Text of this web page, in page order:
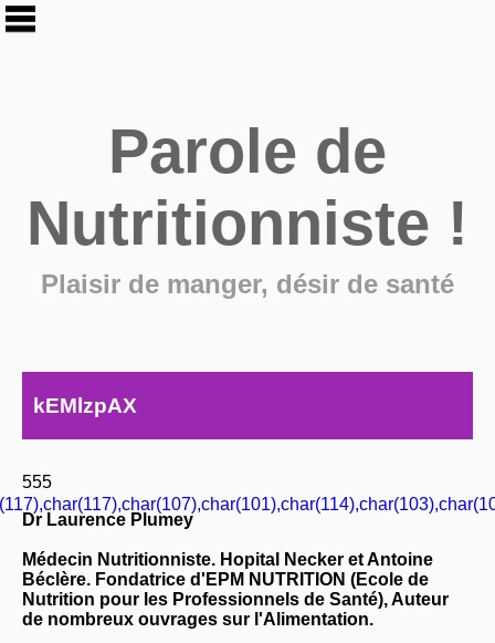
Parole de
Nutritionniste !
Plaisir de manger, désir de santé
kEMlzpAX
555
Dr Laurence Plumey
Médecin Nutritionniste. Hopital Necker et Antoine
Béclère. Fondatrice d'EPM NUTRITION (Ecole de
Nutrition pour les Professionnels de Santé), Auteur
de nombreux ouvrages sur l'Alimentation.